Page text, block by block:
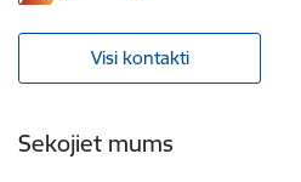
Visi kontakti
Sekojiet mums